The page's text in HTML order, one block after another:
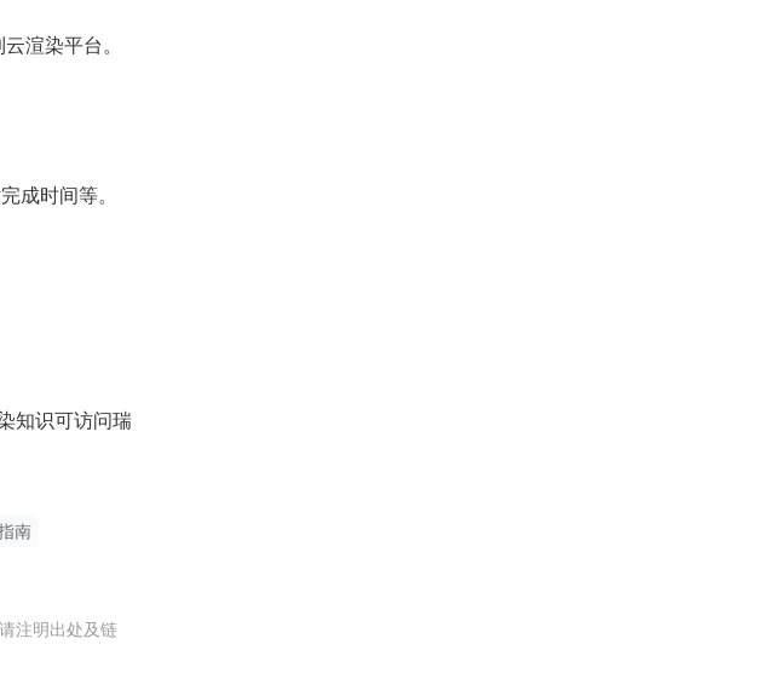
渲染平台。
成时间等。
知识可访问瑞
南
注明出处及链